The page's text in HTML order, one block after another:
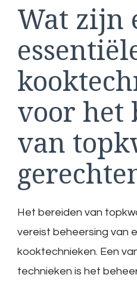
Wat zijn
voor het
van
Het bereiden van
vereist beheersing van
kooktechnieken. Een
technieken is het